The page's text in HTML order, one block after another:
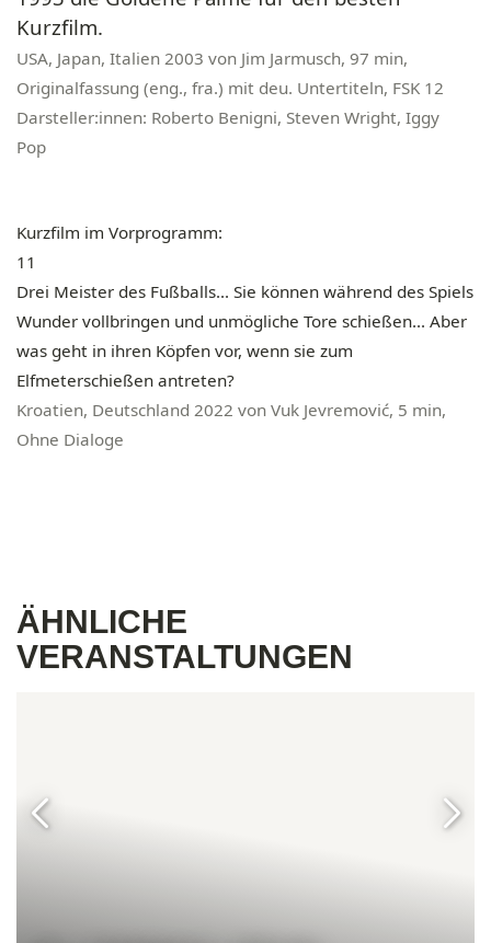
Kurzfilm.
USA, Japan, Italien 2003 von Jim Jarmusch, 97 min,
Originalfassung (eng., fra.) mit deu. Untertiteln, FSK 12
Darsteller:innen: Roberto Benigni, Steven Wright, Iggy
Pop
Kurzfilm im Vorprogramm:
11
Drei Meister des Fußballs... Sie können während des Spiels
Wunder vollbringen und unmögliche Tore schießen... Aber
was geht in ihren Köpfen vor, wenn sie zum
Elfmeterschießen antreten?
Kroatien, Deutschland 2022 von Vuk Jevremović, 5 min,
Ohne Dialoge
ÄHNLICHE
VERANSTALTUNGEN